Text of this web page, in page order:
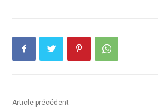
Article précédent